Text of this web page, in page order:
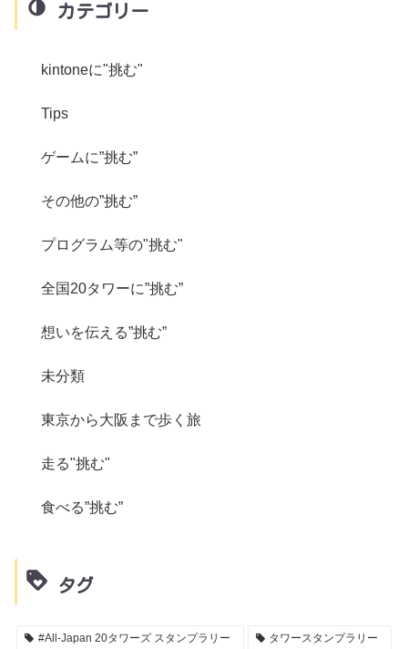
カテゴリー
kintoneに"挑む"
Tips
ゲームに”挑む”
その他の”挑む”
プログラム等の"挑む"
全国20タワーに”挑む”
想いを伝える”挑む”
未分類
東京から大阪まで歩く旅
走る"挑む"
食べる”挑む”
タグ
#All-Japan 20タワーズ スタンプラリー タワースタンプラリー